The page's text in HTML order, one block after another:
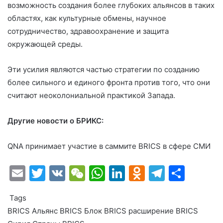
возможность создания более глубоких альянсов в таких
областях, как культурные обмены, научное
сотрудничество, здравоохранение и защита
окружающей среды.
Эти усилия являются частью стратегии по созданию
более сильного и единого фронта против того, что они
считают неоколониальной практикой Запада.
Другие новости о БРИКС:
QNA принимает участие в саммите BRICS в сфере СМИ
E
ai
T
itt
V
W
C
W
at
Li
k
O
n
T
e п
Tags
BRICS Альянс BRICS Блок BRICS расширение BRICS